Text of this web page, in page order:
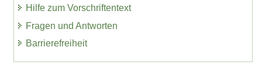
Hilfe zum Vorschriftentext
Fragen und Antworten
Barrierefreiheit